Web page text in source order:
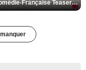
De la Comédie-Française Teaser VF